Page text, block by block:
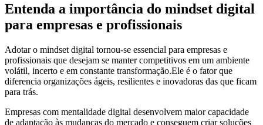
Entenda a importância do mindset digital
para empresas e profissionais
Adotar o mindset digital tornou-se essencial para empresas e
profissionais que desejam se manter competitivos em um ambiente
volátil, incerto e em constante transformação.Ele é o fator que
diferencia organizações ágeis, resilientes e inovadoras das que ficam
para trás.
Empresas com mentalidade digital desenvolvem maior capacidade
de adaptação às mudanças do mercado e conseguem criar soluções